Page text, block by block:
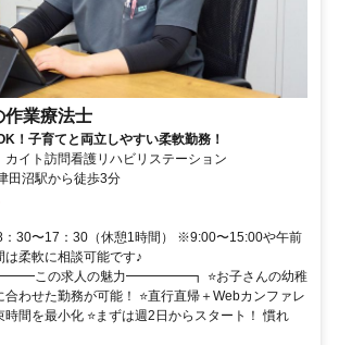
作業療法士
！子育てと両立しやすい柔軟勤務！
イト訪問看護リハビリステーション
田沼駅から徒歩3分
：30〜17：30（休憩1時間） ※9:00〜15:00や午前
は柔軟に相談可能です♪
この求人の魅力━━━━━┓ ⭐お子さんの幼稚
合わせた勤務が可能！ ⭐直行直帰＋Webカンファレ
時間を最小化 ⭐まずは週2日からスタート！ 慣れ